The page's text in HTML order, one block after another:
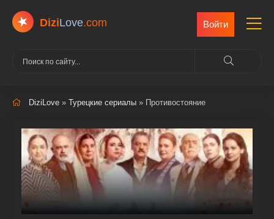
DiziLove.com Войти
DiziLove » Турецкие сериалы » Противостояние